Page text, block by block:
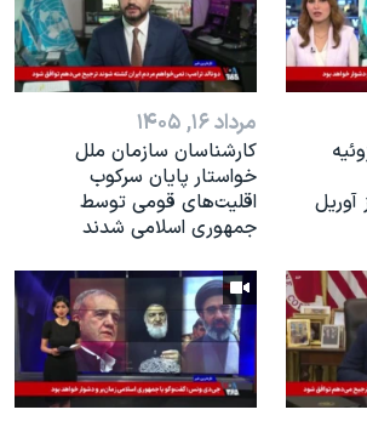
آوریل
مرداد ۱۶, ۱۴۰۵
کارشناسان سازمان ملل
خواستار پایان سرکوب
اقلیت‌های قومی توسط
جمهوری اسلامی شدند